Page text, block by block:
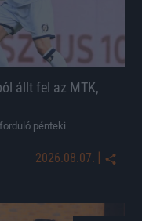
állt fel az MTK,
pénteki
2026.08.07. |